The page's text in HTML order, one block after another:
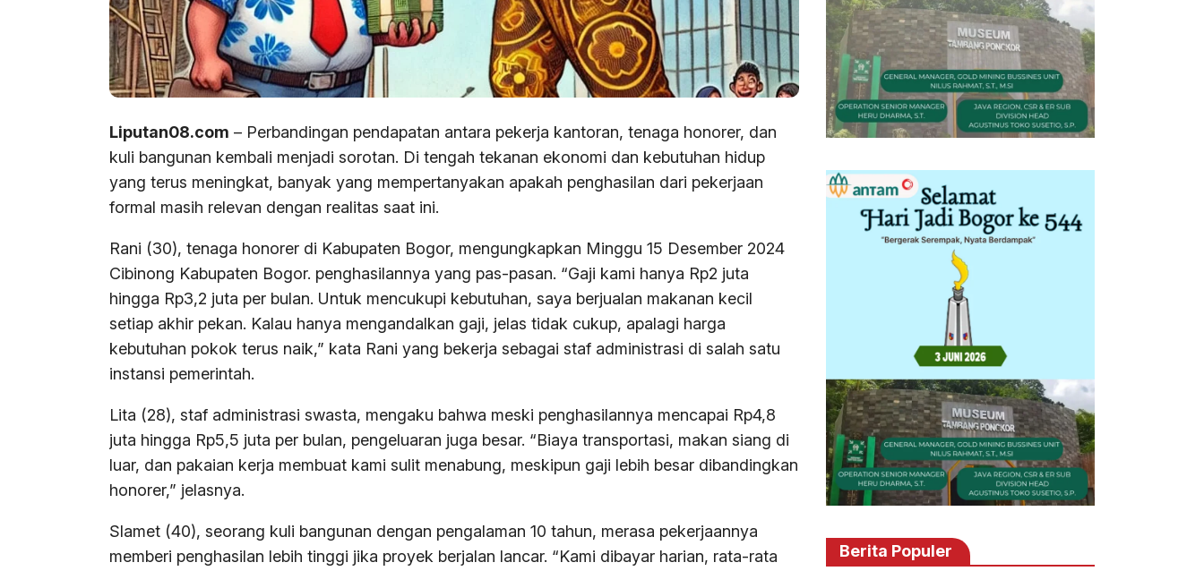
Liputan08.com – Perbandingan pendapatan antara pekerja kantoran, tenaga honorer, dan
kuli bangunan kembali menjadi sorotan. Di tengah tekanan ekonomi dan kebutuhan hidup
yang terus meningkat, banyak yang mempertanyakan apakah penghasilan dari pekerjaan
formal masih relevan dengan realitas saat ini.
Rani (30), tenaga honorer di Kabupaten Bogor, mengungkapkan Minggu 15 Desember 2024
Cibinong Kabupaten Bogor. penghasilannya yang pas-pasan. “Gaji kami hanya Rp2 juta
hingga Rp3,2 juta per bulan. Untuk mencukupi kebutuhan, saya berjualan makanan kecil
setiap akhir pekan. Kalau hanya mengandalkan gaji, jelas tidak cukup, apalagi harga
kebutuhan pokok terus naik,” kata Rani yang bekerja sebagai staf administrasi di salah satu
instansi pemerintah.
Lita (28), staf administrasi swasta, mengaku bahwa meski penghasilannya mencapai Rp4,8
juta hingga Rp5,5 juta per bulan, pengeluaran juga besar. “Biaya transportasi, makan siang di
luar, dan pakaian kerja membuat kami sulit menabung, meskipun gaji lebih besar dibandingkan
honorer,” jelasnya.
Slamet (40), seorang kuli bangunan dengan pengalaman 10 tahun, merasa pekerjaannya
memberi penghasilan lebih tinggi jika proyek berjalan lancar. “Kami dibayar harian, rata-rata
Berita Populer